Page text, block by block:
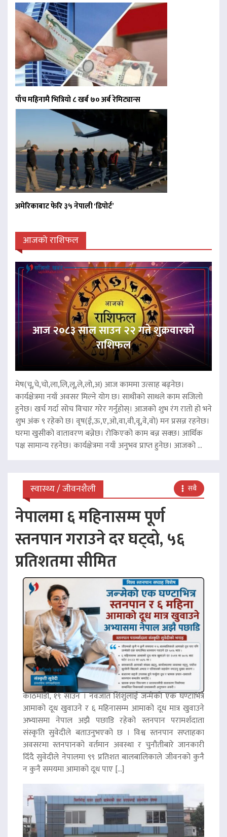
पाँच महिनामै भित्रियो ८ खर्ब ७० अर्ब रेमिट्यान्स
अमेरिकाबाट फेरि ३५ नेपाली ‘डिपोर्ट’
आजको राशिफल
आज २०८३ साल साउन २२ गते शुक्रवारको
राशिफल
मेष(चू,चे,चो,ला,लि,लू,ले,लो,अ) आज काममा उत्साह बढ्नेछ।
कार्यक्षेत्रमा नयाँ अवसर मिल्ने योग छ। साथीको साथले काम सजिलो
हुनेछ। खर्च गर्दा सोच विचार गरेर गर्नुहोस्। आजको शुभ रंग रातो हो भने
शुभ अंक ९ रहेको छ। वृष(ई,ऊ,ए,ओ,वा,वी,वू,वे,वो) मन प्रसन्न रहनेछ।
घरमा खुसीको वातावरण बन्नेछ। रोकिएको काम बन्न सक्छ। आर्थिक
पक्ष सामान्य रहनेछ। कार्यक्षेत्रमा नयाँ अनुभव प्राप्त हुनेछ। आजको ...
स्वास्थ्य / जीवनशैली सबै
नेपालमा ६ महिनासम्म पूर्ण
स्तनपान गराउने दर घट्दो, ५६
प्रतिशतमा सीमित
काठमाडौं, १९ साउन । नवजात शिशुलाई जन्मेको एक घण्टाभित्रै
आमाको दूध खुवाउने र ६ महिनासम्म आमाको दूध मात्र खुवाउने
अभ्यासमा नेपाल अझै पछाडि रहेको स्तनपान परामर्शदाता
संस्कृति सुवेदीले बताउनुभएको छ । विश्व स्तनपान सप्ताहका
अवसरमा स्तनपानको वर्तमान अवस्था र चुनौतीबारे जानकारी
दिँदै सुवेदीले नेपालमा ९९ प्रतिशत बालबालिकाले जीवनको कुनै
न कुनै समयमा आमाको दूध पाए […]